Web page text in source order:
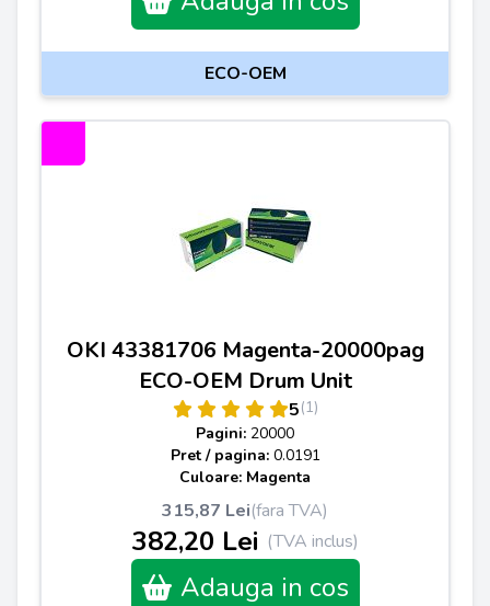
ECO-OEM
OKI 43381706 Magenta-20000pag
ECO-OEM Drum Unit
5(1)
Pagini: 20000
Pret / pagina: 0.0191
Culoare: Magenta
315,87 Lei(fara TVA)
382,20 Lei (TVA inclus)
Adauga in cos